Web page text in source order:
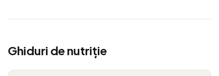
Ghiduri de nutriție